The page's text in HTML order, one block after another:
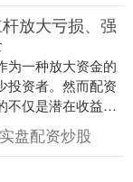
放大亏损、强
为一种放大资金的
投资者。然而配资
不仅是潜在收益的
的风险。了解这
实盘配资炒股